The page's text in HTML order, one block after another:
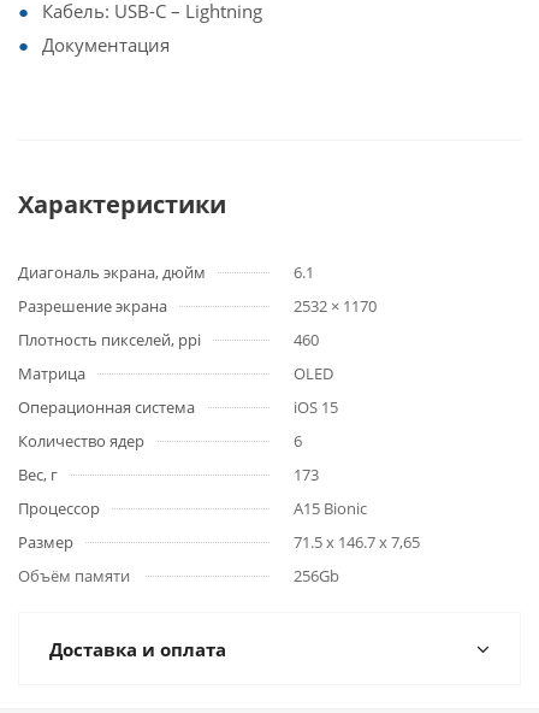
Кабель: USB-C – Lightning
Документация
Характеристики
Диагональ экрана, дюйм
6.1
Разрешение экрана
2532 × 1170
Плотность пикселей, ppi
460
Матрица
OLED
Операционная система
iOS 15
Количество ядер
6
Вес, г
173
Процессор
A15 Bionic
Размер
71.5 x 146.7 x 7,65
Объём памяти
256Gb
Доставка и оплата